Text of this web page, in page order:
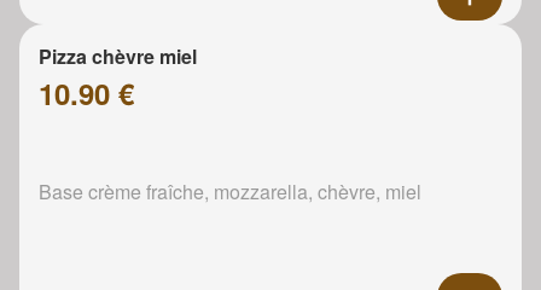
Pizza chèvre miel
10.90 €
Base crème fraîche, mozzarella, chèvre, miel